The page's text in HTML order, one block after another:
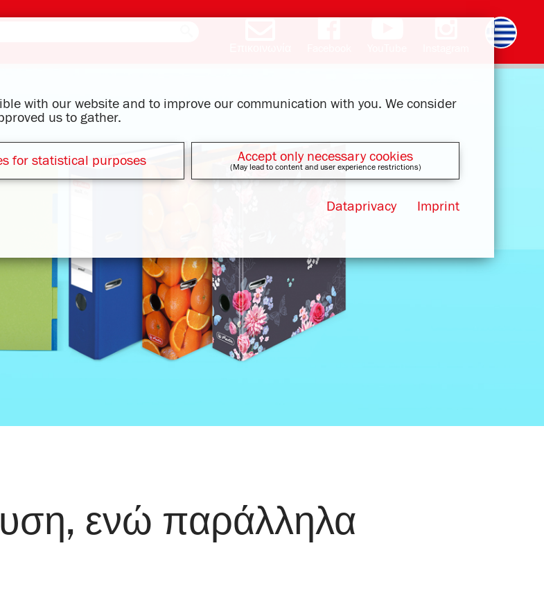
ενώ παράλληλα
with our website and to improve our communication with you. We consider
us to gather.
for statistical purposes Accept only necessary cookies
(May lead to content and user experience restrictions)
Dataprivacy Imprint